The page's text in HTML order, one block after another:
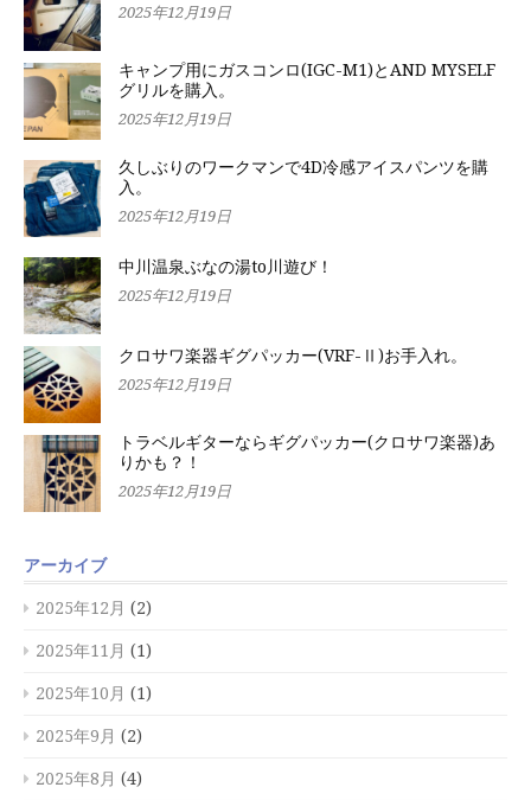
2025年12月19日
キャンプ用にガスコンロ(IGC-M1)とAND MYSELF
グリルを購入。
2025年12月19日
久しぶりのワークマンで4D冷感アイスパンツを購
入。
2025年12月19日
中川温泉ぶなの湯to川遊び！
2025年12月19日
クロサワ楽器ギグパッカー(VRF-Ⅱ)お手入れ。
2025年12月19日
トラベルギターならギグパッカー(クロサワ楽器)あ
りかも？！
2025年12月19日
アーカイブ
2025年12月 (2)
2025年11月 (1)
2025年10月 (1)
2025年9月 (2)
2025年8月 (4)